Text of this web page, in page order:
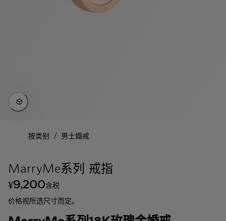
按类别 / 男士婚戒
MarryMe系列 戒指
¥9,200含税
价格视所选尺寸而定。